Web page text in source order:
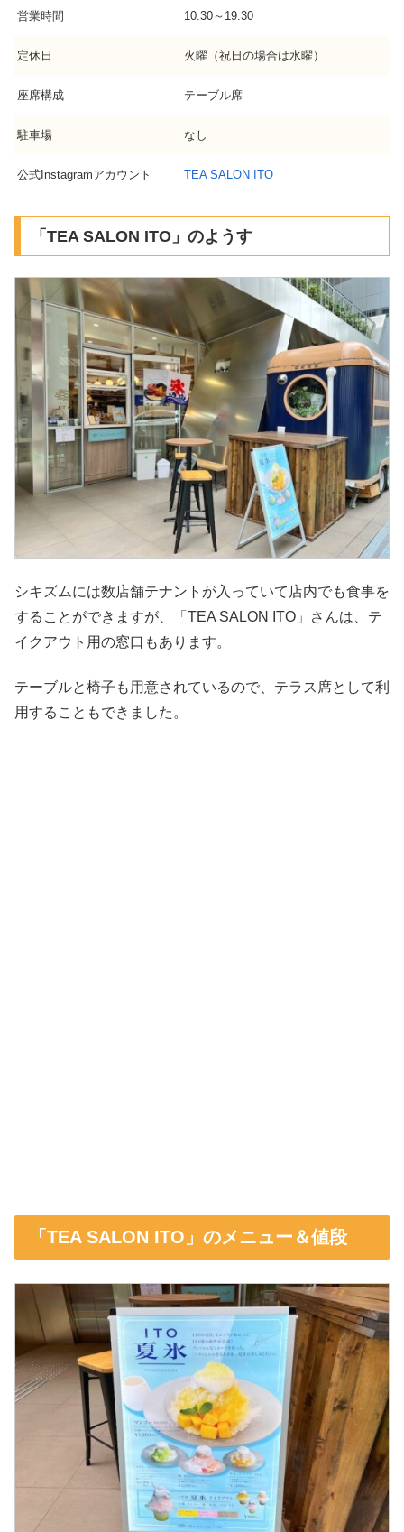
営業時間 10:30～19:30
定休日 火曜（祝日の場合は水曜）
座席構成 テーブル席
駐車場 なし
公式Instagramアカウント TEA SALON ITO
「TEA SALON ITO」のようす
シキズムには数店舗テナントが入っていて店内でも食事を
することができますが、「TEA SALON ITO」さんは、テ
イクアウト用の窓口もあります。
テーブルと椅子も用意されているので、テラス席として利
用することもできました。
「TEA SALON ITO」のメニュー＆値段